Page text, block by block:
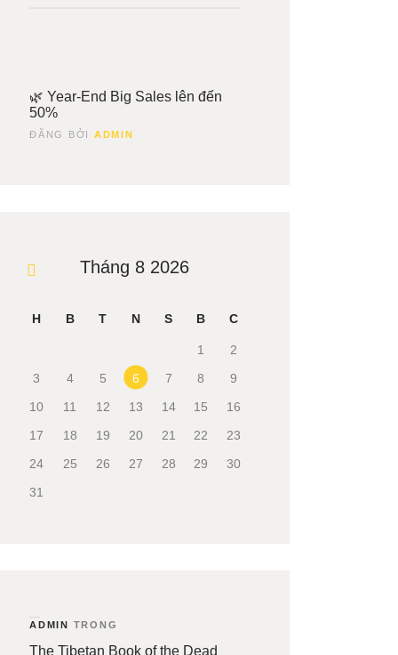
🌿 Year-End Big Sales lên đến
50%
ĐĂNG BỞI ADMIN
Tháng 8 2026
H B T N S B C
1
2
3
4 5 6 7 8
9
10
11 12 13 14 15
16
17
18 19 20 21 22
23
24
25 26 27 28 29
30
31
ADMIN TRONG
The Tibetan Book of the Dead